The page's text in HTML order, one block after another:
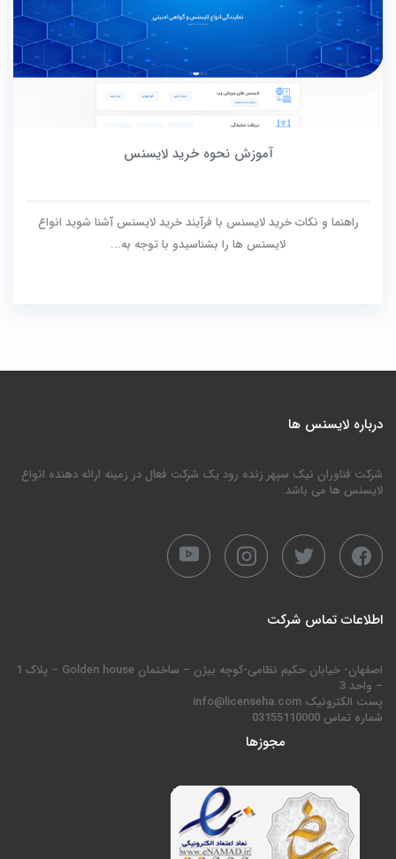
آموزش نحوه خرید لایسنس
راهنما و نکات خرید لایسنس با فرآیند خرید لایسنس آشنا شوید انواع
لایسنس ها را بشناسیدو با توجه به...
درباره لایسنس ها
شرکت فناوران نیک سپهر زنده رود یک شرکت فعال در زمینه ارائه دهنده انواع
لایسنس ها می باشد.
اطلاعات تماس شرکت
اصفهان- خیابان حکیم نظامی-کوچه بیژن – ساختمان Golden house – پلاک 1
– واحد 3
پست الکترونیک info@licenseha.com
شماره تماس 03155110000
مجوزها